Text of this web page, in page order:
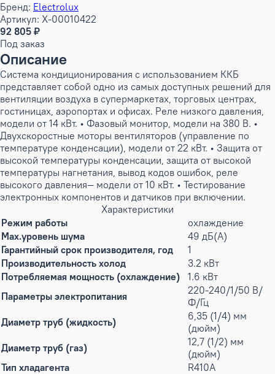
Бренд: Electrolux
Артикул: X-00010422
92 805 ₽
Под заказ
Описание
Система кондиционирования с использованием ККБ
представляет собой одно из самых доступных решений для
вентиляции воздуха в супермаркетах, торговых центрах,
гостиницах, аэропортах и офисах. Реле низкого давления,
модели от 14 кВт. • Фазовый монитор, модели на 380 В. •
Двухскоростные моторы вентиляторов (управление по
температуре конденсации), модели от 22 кВт. • Защита от
высокой температуры конденсации, защита от высокой
температуры нагнетания, вывод кодов ошибок, реле
высокого давления— модели от 10 кВт. • Тестирование
электронных компонентов и датчиков при включении.
Характеристики
Режим работы
охлаждение
Max.уровень шума
49 дБ(А)
Гарантийный срок производителя, год
1
Производительность холод
3.2 кВт
Потребляемая мощность (охлаждение)
1.6 кВт
Параметры электропитания
220-240/1/50 В/
Ф/Гц
Диаметр труб (жидкость)
6,35 (1/4) мм
(дюйм)
Диаметр труб (газ)
12,7 (1/2) мм
(дюйм)
Тип хладагента
R410A